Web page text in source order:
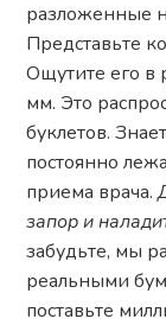
разложенные
Представьте
Ощутите его в
мм. Это
буклетов.
постоянно
приема врача.
запор и
забудьте, мы
реальными
поставьте